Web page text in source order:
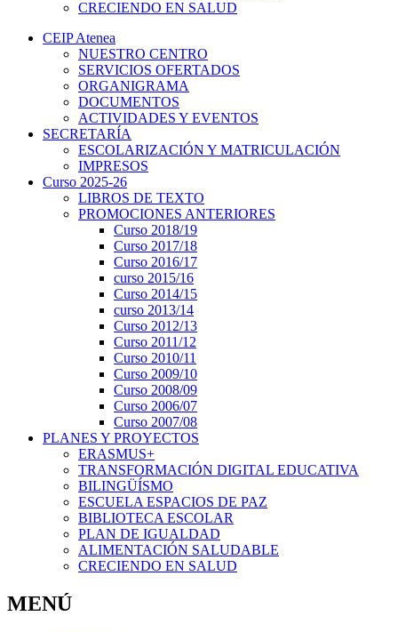
CRECIENDO EN SALUD
CEIP Atenea
NUESTRO CENTRO
SERVICIOS OFERTADOS
ORGANIGRAMA
DOCUMENTOS
ACTIVIDADES Y EVENTOS
SECRETARÍA
ESCOLARIZACIÓN Y MATRICULACIÓN
IMPRESOS
Curso 2025-26
LIBROS DE TEXTO
PROMOCIONES ANTERIORES
Curso 2018/19
Curso 2017/18
Curso 2016/17
curso 2015/16
Curso 2014/15
curso 2013/14
Curso 2012/13
Curso 2011/12
Curso 2010/11
Curso 2009/10
Curso 2008/09
Curso 2006/07
Curso 2007/08
PLANES Y PROYECTOS
ERASMUS+
TRANSFORMACIÓN DIGITAL EDUCATIVA
BILINGÜÍSMO
ESCUELA ESPACIOS DE PAZ
BIBLIOTECA ESCOLAR
PLAN DE IGUALDAD
ALIMENTACIÓN SALUDABLE
CRECIENDO EN SALUD
MENÚ